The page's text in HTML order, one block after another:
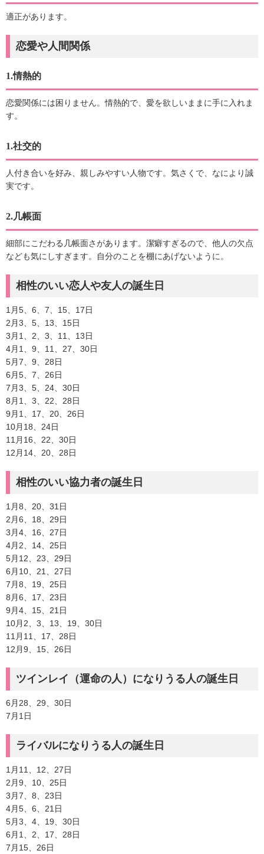
適正があります。
恋愛や人間関係
1.情熱的
恋愛関係には困りません。情熱的で、愛を欲しいままに手に入れま
す。
1.社交的
人付き合いを好み、親しみやすい人物です。気さくで、なにより誠
実です。
2.几帳面
細部にこだわる几帳面さがあります。潔癖すぎるので、他人の欠点
なども気にしすぎます。自分のことを棚にあげないように。
相性のいい恋人や友人の誕生日
1月5、6、7、15、17日
2月3、5、13、15日
3月1、2、3、11、13日
4月1、9、11、27、30日
5月7、9、28日
6月5、7、26日
7月3、5、24、30日
8月1、3、22、28日
9月1、17、20、26日
10月18、24日
11月16、22、30日
12月14、20、28日
相性のいい協力者の誕生日
1月8、20、31日
2月6、18、29日
3月4、16、27日
4月2、14、25日
5月12、23、29日
6月10、21、27日
7月8、19、25日
8月6、17、23日
9月4、15、21日
10月2、3、13、19、30日
11月11、17、28日
12月9、15、26日
ツインレイ（運命の人）になりうる人の誕生日
6月28、29、30日
7月1日
ライバルになりうる人の誕生日
1月11、12、27日
2月9、10、25日
3月7、8、23日
4月5、6、21日
5月3、4、19、30日
6月1、2、17、28日
7月15、26日